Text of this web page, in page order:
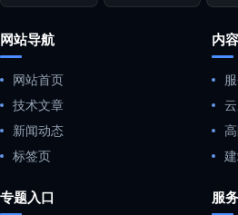
网站导航
网站首页
技术文章
新闻动态
标签页
内
专题入口 服